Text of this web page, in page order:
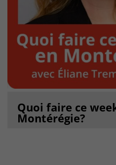
Quoi faire ce
Montérégie?